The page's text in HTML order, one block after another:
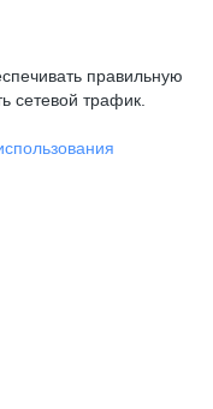
правильную
сетевой трафик.